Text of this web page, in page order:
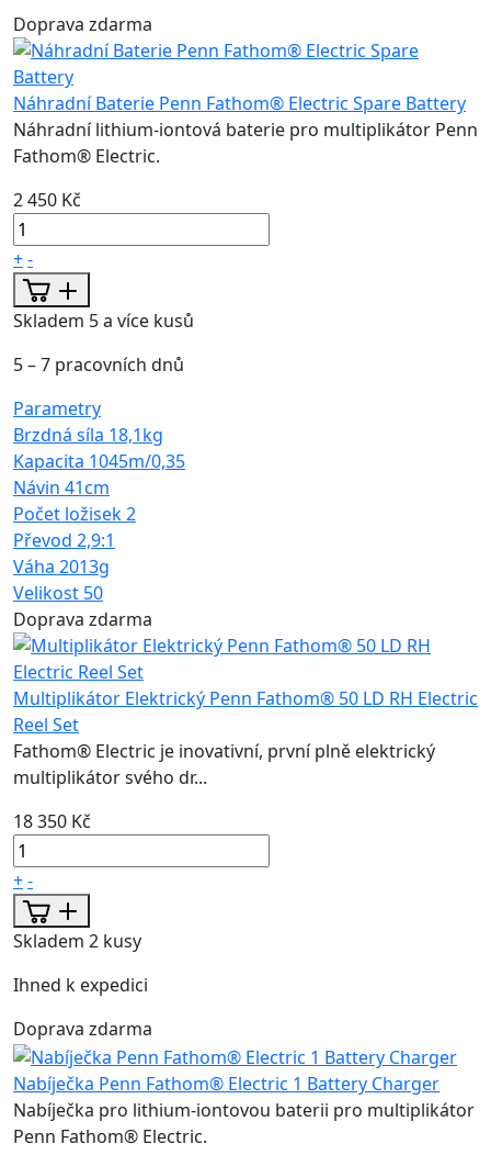
Doprava zdarma
Náhradní Baterie Penn Fathom® Electric Spare Battery
Náhradní lithium-iontová baterie pro multiplikátor Penn
Fathom® Electric.
2 450 Kč
+-
Skladem 5 a více kusů
5 – 7 pracovních dnů
Parametry
Brzdná síla 18,1kg
Kapacita 1045m/0,35
Návin 41cm
Počet ložisek2
Převod 2,9:1
Váha 2013g
Velikost 50
Doprava zdarma
Multiplikátor Elektrický Penn Fathom® 50 LD RH Electric
Reel Set
Fathom® Electric je inovativní, první plně elektrický
multiplikátor svého dr...
18 350 Kč
+-
Skladem 2 kusy
Ihned k expedici
Doprava zdarma
Nabíječka Penn Fathom® Electric 1 Battery Charger
Nabíječka pro lithium-iontovou baterii pro multiplikátor
Penn Fathom® Electric.